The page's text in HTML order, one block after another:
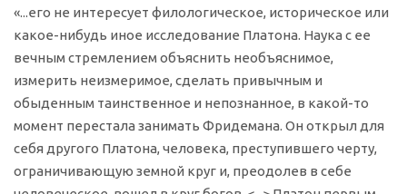
«...его не интересует филологическое, историческое или
какое-нибудь иное исследование Платона. Наука с ее
вечным стремлением объяснить необъяснимое,
измерить неизмеримое, сделать привычным и
обыденным таинственное и непознанное, в какой-то
момент перестала занимать Фридемана. Он открыл для
себя другого Платона, человека, преступившего черту,
ограничивающую земной круг и, преодолев в себе